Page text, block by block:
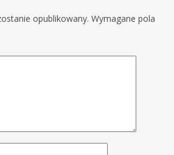
opublikowany. Wymagane pola